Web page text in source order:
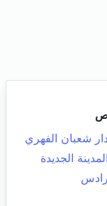
شعبان الفهري
المدينة الجديدة
رادس